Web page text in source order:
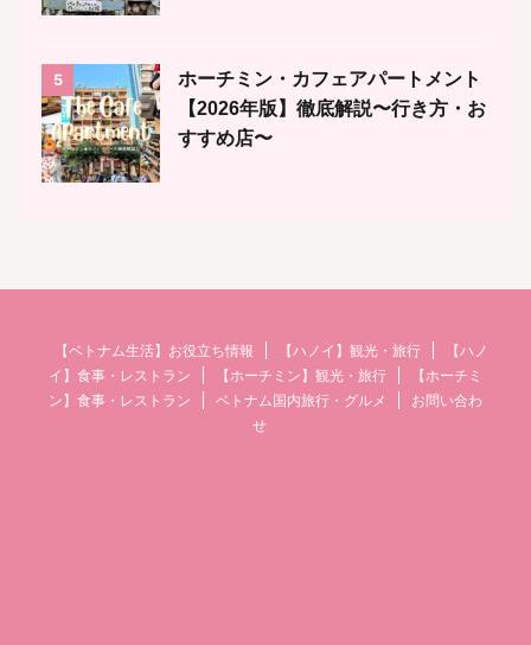
5
ホーチミン・カフェアパートメント
【2026年版】徹底解説〜行き方・お
すすめ店〜
【ベトナム生活】お役立ち情報 【ハノイ】観光・旅行
【ハノ
イ】食事・レストラン
【ホーチミン】観光・旅行
【ホーチミ
ン】食事・レストラン
ベトナム国内旅行・グルメ
お問い合わ
せ